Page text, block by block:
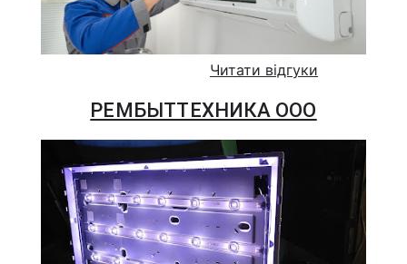
Читати відгуки
РЕМБЫТТЕХНИКА ООО